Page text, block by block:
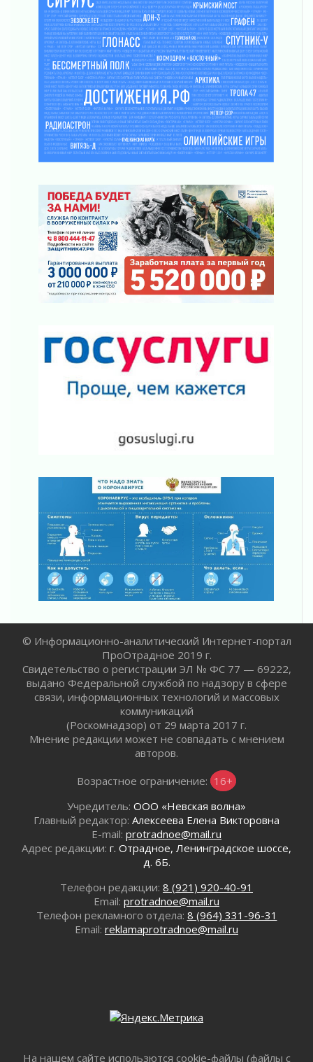
рассчитывать на доплату от региона
03 августа 2026
За сутки в Ленинградской области
ликвидировали 10 пожаров
03 августа 2026
Клюква наливается, но в корзинку пока не
просится
03 августа 2026
Строительные компании Ленобласти
подняли зарплаты почти на 40% за год
03 августа 2026
Шесть новых жизней в честь дня рождения
Ленинградской области
03 августа 2026
Уроки безопасности для детей и взрослых
03 августа 2026
Ленобласть отмечает День Воздушно-
десантных войск
02 августа 2026
Ленобласть отметила заслуги жителей перед
регионом и страной
Ладога — не пруд
ПСК через Гослуслуги напомнит жителям
Ленинградской области о неоплаченных
Пропавшего подростка нашли в Кировском
районе Ленобласти
02 августа 2026
Жителям Ленобласти напомнили, как
действовать при укусе клеща
02 августа 2026
В Ивангороде назвали новых почетных
граждан Ленинградской области
02 августа 2026
Километровые столбы «Дороги жизни»
отправили на реставрацию
02 августа 2026
Ленобласть внедрила передовую подготовку
операторов БПЛА
02 августа 2026
В Ивангороде появилась «Избушка-
воробушка»
Юхла, мука, кантеле и Водяной
01 августа 2026
Лето катится с горки
01 августа 2026
летию Билибина
Лето без гаджетов
В музей всей семьёй
Без заявлений и очередей
© Информационно-аналитический Интернет-портал
ПроОтрадное 2019 г.
Свидетельство о регистрации ЭЛ № ФС 77 — 69222,
выдано Федеральной службой по надзору в сфере
связи, информационных технологий и массовых
коммуникаций
(Роскомнадзор) от 29 марта 2017 г.
Мнение редакции может не совпадать с мнением
авторов.
Возрастное ограничение: 16+
Учредитель: ООО «Невская волна»
Главный редактор: Алексеева Елена Викторовна
E-mail: protradnoe@mail.ru
Адрес редакции: г. Отрадное, Ленинградское шоссе,
д. 6Б.
Телефон редакции: 8 (921) 920-40-91
Email: protradnoe@mail.ru
Телефон рекламного отдела: 8 (964) 331-96-31
Email: reklamaprotradnoe@mail.ru
На нашем сайте использются cookie-файлы (файлы с